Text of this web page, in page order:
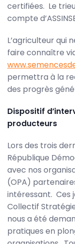
certifiées. Le
compte
L’agriculteur qui
faire connaître
permettra à la
des progrès
Dispositif
producteurs
Lors des trois
République
avec nos
(OPA)
intéressant. Ces
Collectif
nous a été
pratiques en